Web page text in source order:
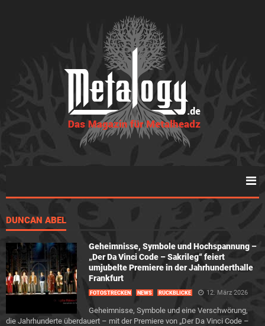
DUNCAN ABEL
Geheimnisse, Symbole und Hochspannung –
„Der Da Vinci Code – Sakrileg“ feiert
umjubelte Premiere in der Jahrhunderthalle
Frankfurt
FOTOSTRECKEN NEWS RÜCKBLICKE 12. März 2026
Geheimnisse, Symbole und eine Verschwörung,
die Jahrhunderte überdauert – mit der Premiere von „Der Da Vinci Code –